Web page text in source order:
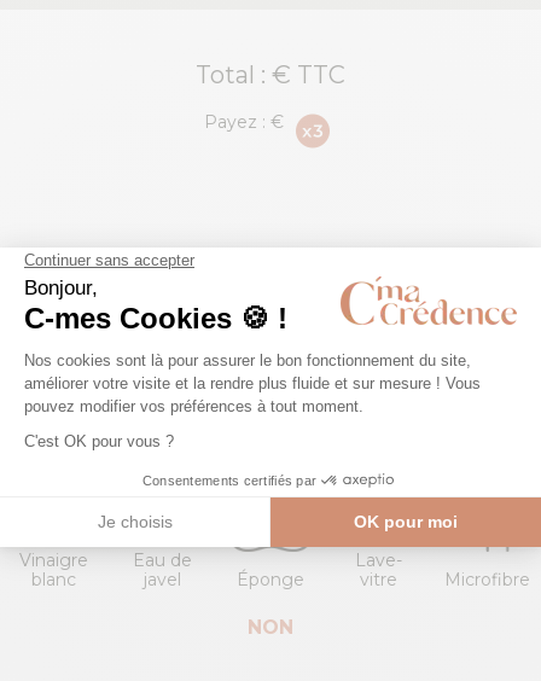
Total : € TTC
Payez :€
Entretien pratique
OUI
Vinaigre
blanc
Eau de
javel
Éponge
Lave-
vitre
Microfibre
NON